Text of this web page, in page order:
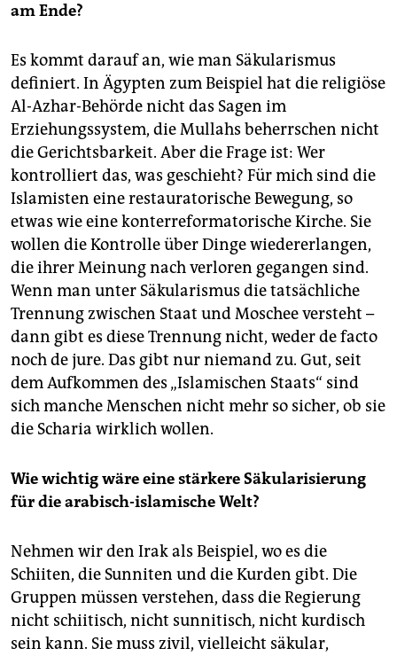
am Ende?
Es kommt darauf an, wie man Säkularismus
definiert. In Ägypten zum Beispiel hat die religiöse
Al-Azhar-Behörde nicht das Sagen im
Erziehungssystem, die Mullahs beherrschen nicht
die Gerichtsbarkeit. Aber die Frage ist: Wer
kontrolliert das, was geschieht? Für mich sind die
Islamisten eine restauratorische Bewegung, so
etwas wie eine konterreformatorische Kirche. Sie
wollen die Kontrolle über Dinge wiedererlangen,
die ihrer Meinung nach verloren gegangen sind.
Wenn man unter Säkularismus die tatsächliche
Trennung zwischen Staat und Moschee versteht –
dann gibt es diese Trennung nicht, weder de facto
noch de jure. Das gibt nur niemand zu. Gut, seit
dem Aufkommen des „Islamischen Staats“ sind
sich manche Menschen nicht mehr so sicher, ob sie
die Scharia wirklich wollen.
Wie wichtig wäre eine stärkere Säkularisierung
für die arabisch-islamische Welt?
Nehmen wir den Irak als Beispiel, wo es die
Schiiten, die Sunniten und die Kurden gibt. Die
Gruppen müssen verstehen, dass die Regierung
nicht schiitisch, nicht sunnitisch, nicht kurdisch
sein kann. Sie muss zivil, vielleicht säkular,